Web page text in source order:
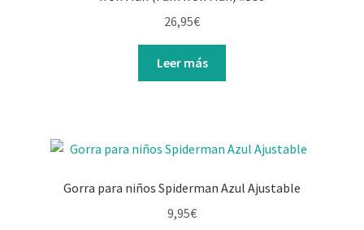
26,95€
Leer más
Gorra para niños Spiderman Azul Ajustable
9,95€